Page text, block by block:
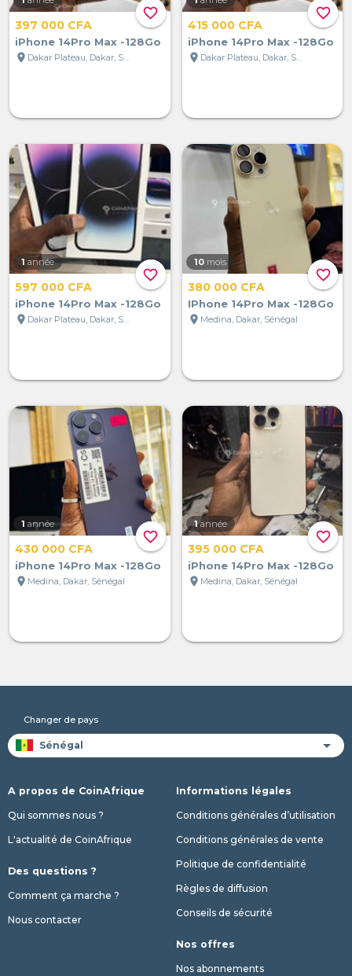
favorite_border
397 000 CFA
iPhone 14Pro Max -128Go
location_on
Dakar Plateau, Dakar, Sénégal
favorite_border
415 000 CFA
iPhone 14Pro Max -128Go
location_on
Dakar Plateau, Dakar, Sénégal
favorite_border
1 année
597 000 CFA
iPhone 14Pro Max -128Go
location_on
Dakar Plateau, Dakar, Sénégal
favorite_border
10 mois
380 000 CFA
IPhone 14Pro Max -128Go
location_on Medina, Dakar, Sénégal
favorite_border
1 année
430 000 CFA
iPhone 14Pro Max -128Go
location_on Medina, Dakar, Sénégal
favorite_border
1 année
395 000 CFA
iPhone 14Pro Max -128Go
location_on Medina, Dakar, Sénégal
Changer de pays
A propos de CoinAfrique
Qui sommes nous ?
L'actualité de CoinAfrique
Des questions ?
Comment ça marche ?
Nous contacter
Informations légales
Conditions générales d’utilisation
Conditions générales de vente
Politique de confidentialité
Règles de diffusion
Conseils de sécurité
Nos offres
Nos abonnements